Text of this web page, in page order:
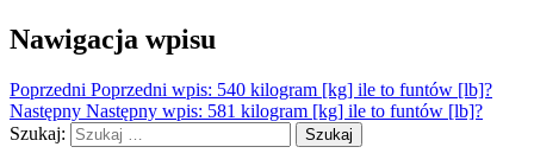
Nawigacja wpisu
Poprzedni Poprzedni wpis: 540 kilogram [kg] ile to funtów [lb]?
Następny Następny wpis: 581 kilogram [kg] ile to funtów [lb]?
Szukaj:
Szukaj